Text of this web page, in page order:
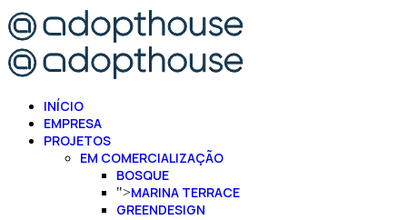
INÍCIO
EMPRESA
PROJETOS
EM COMERCIALIZAÇÃO
BOSQUE
">MARINA TERRACE
GREENDESIGN